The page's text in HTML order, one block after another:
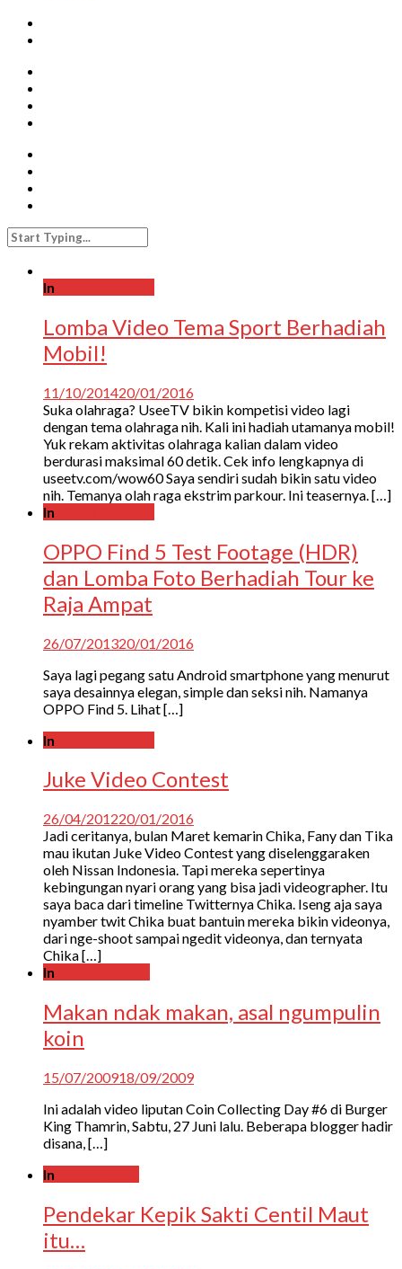
In
Lomba Video Tema Sport Berhadiah
Mobil!
11/10/201420/01/2016
Suka olahraga? UseeTV bikin kompetisi video lagi
dengan tema olahraga nih. Kali ini hadiah utamanya mobil!
Yuk rekam aktivitas olahraga kalian dalam video
berdurasi maksimal 60 detik. Cek info lengkapnya di
useetv.com/wow60 Saya sendiri sudah bikin satu video
nih. Temanya olah raga ekstrim parkour. Ini teasernya. […]
In
OPPO Find 5 Test Footage (HDR)
dan Lomba Foto Berhadiah Tour ke
Raja Ampat
26/07/201320/01/2016
Saya lagi pegang satu Android smartphone yang menurut
saya desainnya elegan, simple dan seksi nih. Namanya
OPPO Find 5. Lihat […]
In
Juke Video Contest
26/04/201220/01/2016
Jadi ceritanya, bulan Maret kemarin Chika, Fany dan Tika
mau ikutan Juke Video Contest yang diselenggaraken
oleh Nissan Indonesia. Tapi mereka sepertinya
kebingungan nyari orang yang bisa jadi videographer. Itu
saya baca dari timeline Twitternya Chika. Iseng aja saya
nyamber twit Chika buat bantuin mereka bikin videonya,
dari nge-shoot sampai ngedit videonya, dan ternyata
Chika […]
In
Makan ndak makan, asal ngumpulin
koin
15/07/200918/09/2009
Ini adalah video liputan Coin Collecting Day #6 di Burger
King Thamrin, Sabtu, 27 Juni lalu. Beberapa blogger hadir
disana, […]
In
Pendekar Kepik Sakti Centil Maut
itu…